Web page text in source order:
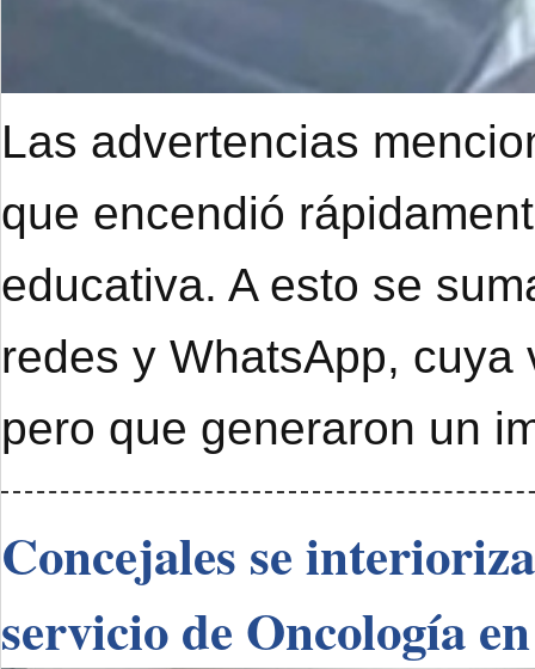
Las advertencias
que encendió
educativa. A esto se
redes y WhatsApp,
pero que generaron un
Concejales se
servicio de Oncología